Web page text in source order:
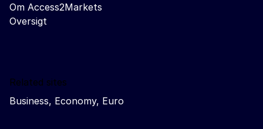
Om Access2Markets
Oversigt
Related sites
Business, Economy, Euro